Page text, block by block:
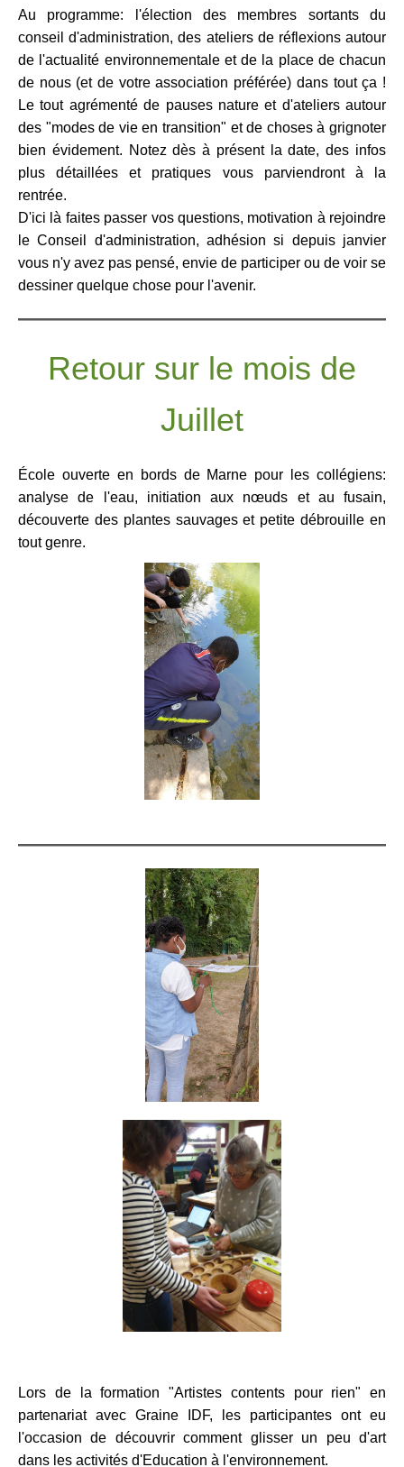
Au programme: l'élection des membres sortants du
conseil d'administration, des ateliers de réflexions autour
de l'actualité environnementale et de la place de chacun
de nous (et de votre association préférée) dans tout ça !
Le tout agrémenté de pauses nature et d'ateliers autour
des "modes de vie en transition" et de choses à grignoter
bien évidement. Notez dès à présent la date, des infos
plus détaillées et pratiques vous parviendront à la
rentrée.
D'ici là faites passer vos questions, motivation à rejoindre
le Conseil d'administration, adhésion si depuis janvier
vous n'y avez pas pensé, envie de participer ou de voir se
dessiner quelque chose pour l'avenir.
Retour sur le mois de
Juillet
École ouverte en bords de Marne pour les collégiens:
analyse de l'eau, initiation aux nœuds et au fusain,
découverte des plantes sauvages et petite débrouille en
tout genre.
Lors de la formation "Artistes contents pour rien" en
partenariat avec Graine IDF, les participantes ont eu
l'occasion de découvrir comment glisser un peu d'art
dans les activités d'Education à l'environnement.